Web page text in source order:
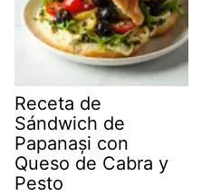
Receta de
Sándwich de
Papanași con
Queso de Cabra y
Pesto